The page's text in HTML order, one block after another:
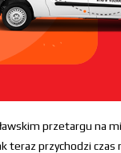
przetargu na
teraz przychodzi